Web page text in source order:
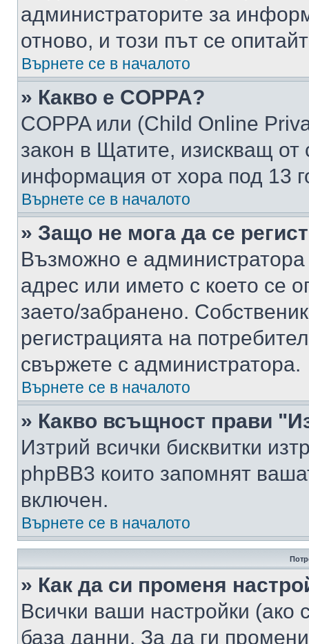
администраторите за
отново, и този път се
Върнете се в началото
» Какво е COPPA?
COPPA или (Child Online
закон в Щатите, изискващ от
информация от хора под 13
Върнете се в началото
» Защо не мога да се
Възможно е
адрес или името с което се
заето/забранено.
регистрацията на
свържете с администратора.
Върнете се в началото
» Какво всъщност прави
Изтрий всички бисквитки
phpBB3 които запомнят
включен.
Върнете се в началото
» Как да си променя
Всички ваши настройки (ако
база данни. За да ги